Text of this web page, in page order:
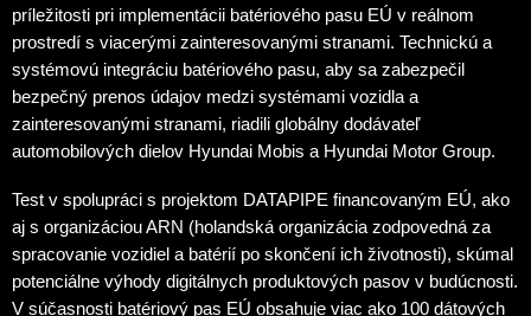
príležitosti pri implementácii batériového pasu EÚ v reálnom
prostredí s viacerými zainteresovanými stranami. Technickú a
systémovú integráciu batériového pasu, aby sa zabezpečil
bezpečný prenos údajov medzi systémami vozidla a
zainteresovanými stranami, riadili globálny dodávateľ
automobilových dielov Hyundai Mobis a Hyundai Motor Group.
Test v spolupráci s projektom DATAPIPE financovaným EÚ, ako
aj s organizáciou ARN (holandská organizácia zodpovedná za
spracovanie vozidiel a batérií po skončení ich životnosti), skúmal
potenciálne výhody digitálnych produktových pasov v budúcnosti.
V súčasnosti batériový pas EÚ obsahuje viac ako 100 dátových